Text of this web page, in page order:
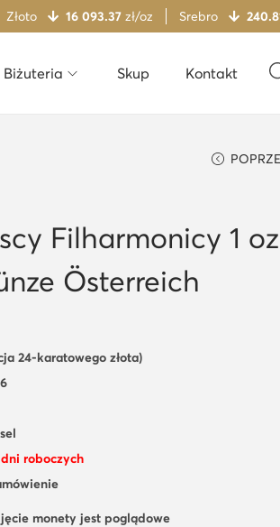
Złoto 16 093.37 zł/oz Srebro
Biżuteria Skup Kontakt
Filharmonicy 1
Österreich
24-karatowego złota)
roboczych
monety jest poglądowe